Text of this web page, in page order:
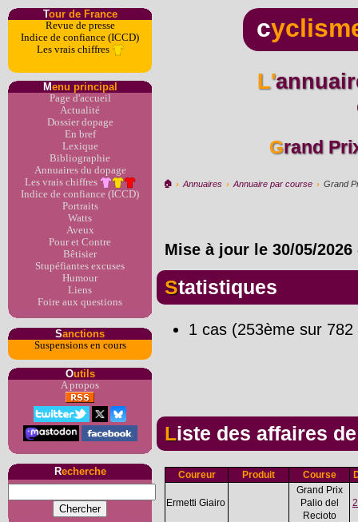
Tour de France
Revue de presse
Indice de confiance (ICCD)
Les vrais chiffres
Menu principal
Page d'accueil
Actualité
Dossier dopage
En bref
Lexique
Bibliographie
Annuaires du dopage
Les vrais chiffres
Indice de confiance (ICCD)
Portraits
Watts
Aveux
Pour et Contre
Bêtisier
Stupéfiantes excuses
Humour
Liens
Foire aux questions
Sanctions
Suspensions en cours
Outils
A propos
Recherche
c
L'annuaire du dopage par
Grand
🏠︎ › Annuaires › Annuaire par course › Grand
Mise à jour le 30/05/2026
Statistiques
1 cas (253ème sur 782
Liste des affaires
Coureur Produit Course
Ermetti Giairo
Grand Prix
Palio del
Recioto